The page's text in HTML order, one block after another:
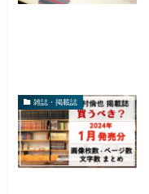
雑誌・掲載誌